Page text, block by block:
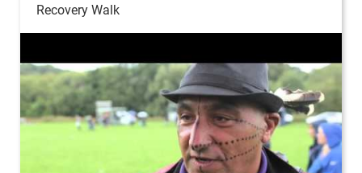
Recovery Walk